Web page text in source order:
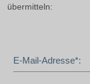
übermitteln:
E-Mail-Adresse*: